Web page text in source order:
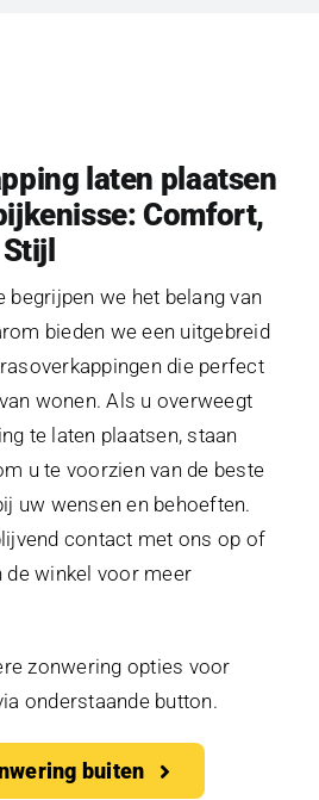
laten plaatsen
Comfort,
begrijpen we het belang van
bieden we een uitgebreid
die perfect
wonen. Als u overweegt
te laten plaatsen, staan
u te voorzien van de beste
uw wensen en behoeften.
contact met ons op of
de winkel voor meer
zonwering opties voor
onderstaande button.
buiten